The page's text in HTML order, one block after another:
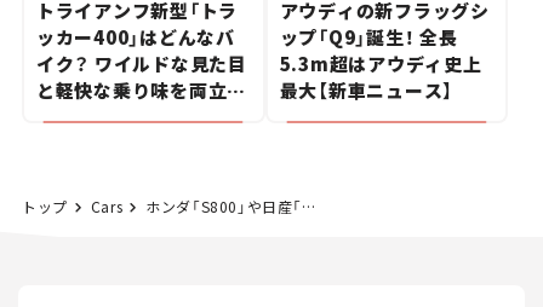
トライアンフ新型「トラ
ッカー400」はどんなバ
イク？ ワイルドな見た目
と軽快な乗り味を両立し
た400ccフラットトラッ
アウディの新フラッグシ
ップ「Q9」誕生！ 全長
5.3m超はアウディ史上
最大【新車ニュース】
トップ Cars ホンダ「S800」や日産「フェアレディ」、『往年の国産オープンカー、好きなのはどれ？』の結果は？【クルマ好き4択】